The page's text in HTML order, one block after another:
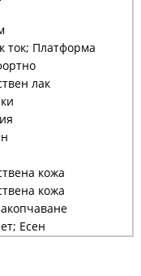
ток; Платформа
лак
кожа
кожа
Есен